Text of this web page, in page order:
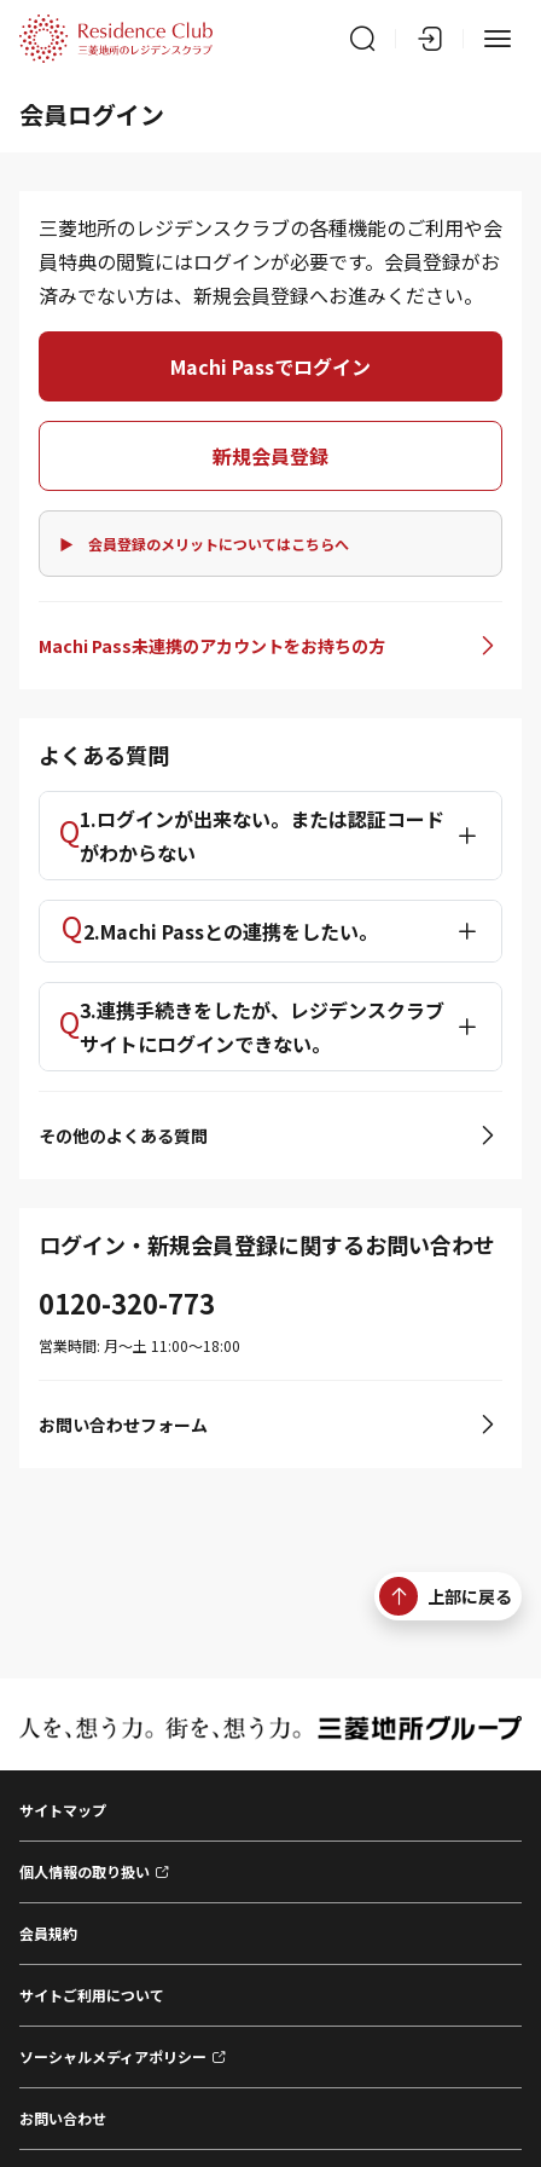
会員ログイン
三菱地所のレジデンスクラブの各種機能のご利用や会
員特典の閲覧にはログインが必要です。会員登録がお
済みでない方は、新規会員登録へお進みください。
Machi Passでログイン
新規会員登録
▶ 会員登録のメリットについてはこちらへ
Machi Pass未連携のアカウントをお持ちの方
よくある質問
1.ログインが出来ない。または認証コード
がわからない
2.Machi Passとの連携をしたい。
3.連携手続きをしたが、レジデンスクラブ
サイトにログインできない。
その他のよくある質問
ログイン・新規会員登録に関するお問い合わせ
0120-320-773
営業時間: 月〜土 11:00〜18:00
お問い合わせフォーム
上部に戻る
サイトマップ
個人情報の取り扱い
会員規約
サイトご利用について
ソーシャルメディアポリシー
お問い合わせ